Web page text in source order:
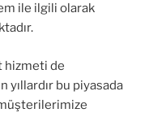
ile ilgili olarak
hizmeti de
yıllardır bu piyasada